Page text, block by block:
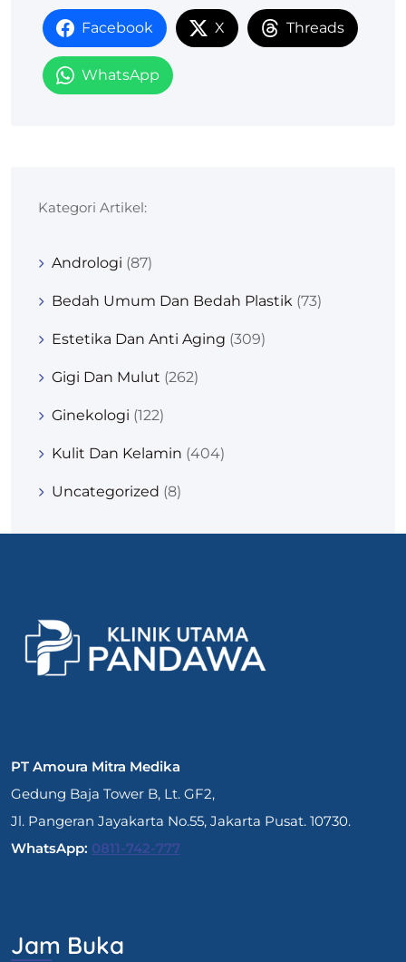
Facebook X Threads
WhatsApp
Kategori Artikel:
Andrologi (87)
Bedah Umum Dan Bedah Plastik (73)
Estetika Dan Anti Aging (309)
Gigi Dan Mulut (262)
Ginekologi (122)
Kulit Dan Kelamin (404)
Uncategorized (8)
PT Amoura Mitra Medika
Gedung Baja Tower B, Lt. GF2,
Jl. Pangeran Jayakarta No.55, Jakarta Pusat. 10730.
WhatsApp: 0811-742-777
Jam Buka